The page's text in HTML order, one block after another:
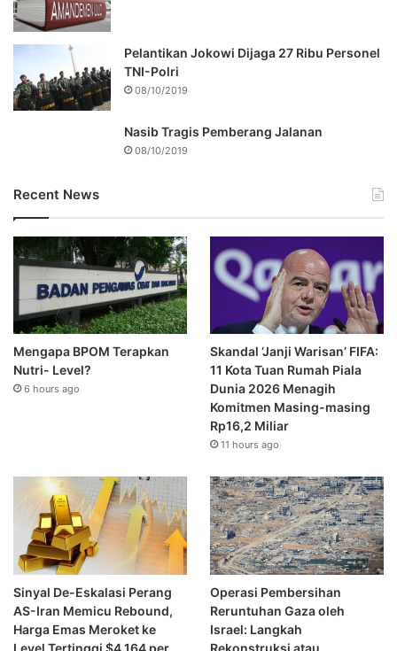
Pelantikan Jokowi Dijaga 27 Ribu Personel
TNI-Polri
08/10/2019
Nasib Tragis Pemberang Jalanan
08/10/2019
Recent News
Mengapa BPOM Terapkan
Nutri- Level?
6 hours ago
Skandal ‘Janji Warisan’ FIFA:
11 Kota Tuan Rumah Piala
Dunia 2026 Menagih
Komitmen Masing-masing
Rp16,2 Miliar
11 hours ago
Sinyal De-Eskalasi Perang
AS-Iran Memicu Rebound,
Harga Emas Meroket ke
Operasi Pembersihan
Reruntuhan Gaza oleh
Israel: Langkah